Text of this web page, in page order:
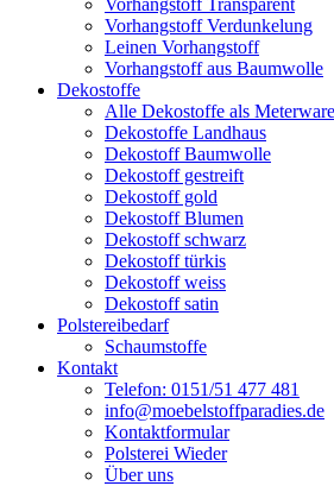
Vorhangstoff Transparent
Vorhangstoff Verdunkelung
Leinen Vorhangstoff
Vorhangstoff aus Baumwolle
Dekostoffe
Alle Dekostoffe als Meterware
Dekostoffe Landhaus
Dekostoff Baumwolle
Dekostoff gestreift
Dekostoff gold
Dekostoff Blumen
Dekostoff schwarz
Dekostoff türkis
Dekostoff weiss
Dekostoff satin
Polstereibedarf
Schaumstoffe
Kontakt
Telefon: 0151/51 477 481
info@moebelstoffparadies.de
Kontaktformular
Polsterei Wieder
Über uns